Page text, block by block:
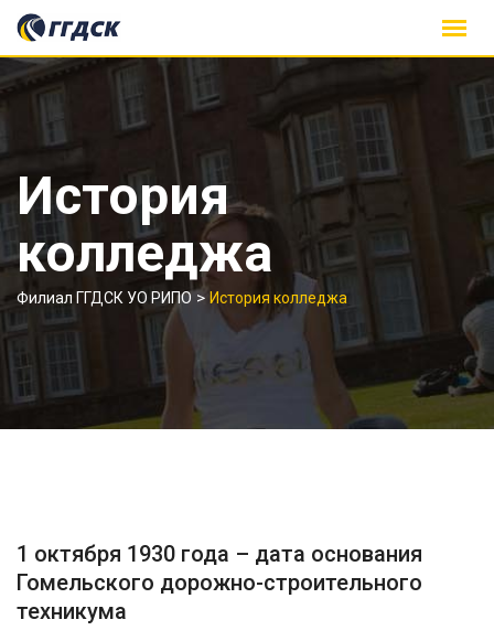
Skip
content
История
колледжа
Филиал ГГДСК УО РИПО > История колледжа
1 октября 1930 года – дата основания
Гомельского дорожно-строительного
техникума